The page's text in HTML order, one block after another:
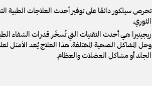
تحرص سيلكور دائمًا على توفير أحدث العلاجات الطبية
الثوري.
ريجينيرا هي أحدث التقنيات التي تُسخّر قدرات الشفاء
وحل المشاكل الصحية المختلفة. هذا العلاج يُعد الأمثل
الجلد أو مشاكل العضلات والعظام.